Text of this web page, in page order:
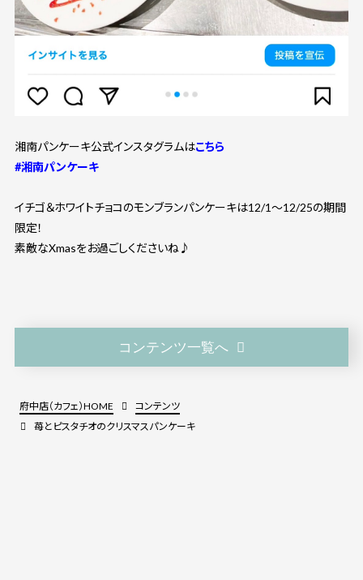
湘南パンケーキ公式インスタグラムはこちら
#湘南パンケーキ
イチゴ＆ホワイトチョコのモンブランパンケーキは12/1～12/25の期間
限定！
素敵なXmasをお過ごしくださいね♪
コンテンツ一覧へ
府中店（カフェ）HOME
コンテンツ
苺とピスタチオのクリスマスパンケーキ